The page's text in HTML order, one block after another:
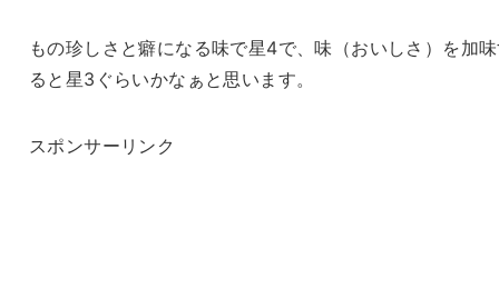
もの珍しさと癖になる味で星4で、味（おいしさ）を加
ると星3ぐらいかなぁと思います。
スポンサーリンク